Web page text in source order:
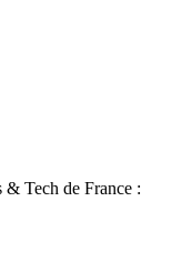
& Tech de France :